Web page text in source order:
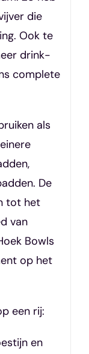
die
Ook te
drink-
complete
als
De
tot het
van
Bowls
op het
een rij:
en